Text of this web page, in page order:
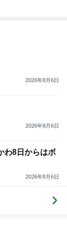
2026年8月6日
2026年8月6日
わ8日からはボ
2026年8月6日